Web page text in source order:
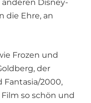
Disney-
die Ehre, an
Frozen und
der
Fantasia/2000,
so schön und